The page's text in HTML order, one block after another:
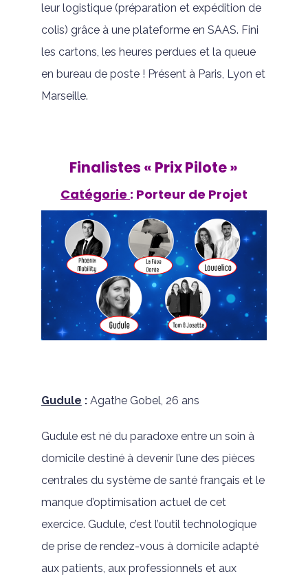
leur logistique (préparation et expédition de
colis) grâce à une plateforme en SAAS. Fini
les cartons, les heures perdues et la queue
en bureau de poste ! Présent à Paris, Lyon et
Marseille.
Finalistes « Prix Pilote »
Catégorie : Porteur de Projet
Gudule : Agathe Gobel, 26 ans
Gudule est né du paradoxe entre un soin à
domicile destiné à devenir l’une des pièces
centrales du système de santé français et le
manque d’optimisation actuel de cet
exercice. Gudule, c’est l’outil technologique
de prise de rendez-vous à domicile adapté
aux patients, aux professionnels et aux